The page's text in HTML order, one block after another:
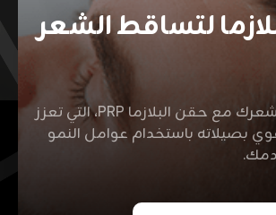
لتساقط الشعر
استعد كثافة شعرك مع حقن البلازما PRP، التي تعزز
بصيلاته باستخدام عوامل النمو